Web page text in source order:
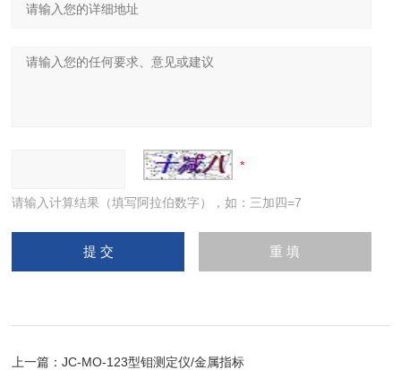
请输入计算结果（填写阿拉伯数字），如：三加四=7
上一篇：JC-MO-123型钼测定仪/金属指标